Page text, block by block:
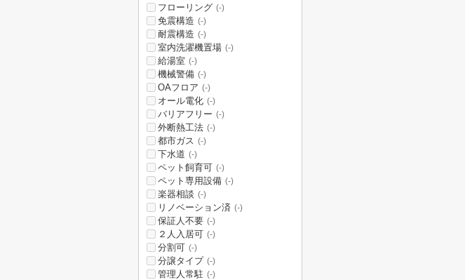
フローリング (-)
免震構造 (-)
耐震構造 (-)
室内洗濯機置場 (-)
給湯室 (-)
機械警備 (-)
OAフロア (-)
オール電化 (-)
バリアフリー (-)
外断熱工法 (-)
都市ガス (-)
下水道 (-)
ペット飼育可 (-)
ペット専用設備 (-)
楽器相談 (-)
リノベーション済 (-)
保証人不要 (-)
２人入居可 (-)
分割可 (-)
分譲タイプ (-)
管理人常駐 (-)